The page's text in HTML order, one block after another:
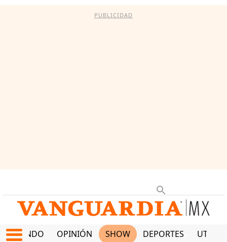
PUBLICIDAD
MUNDO OPINIÓN SHOW DEPORTES